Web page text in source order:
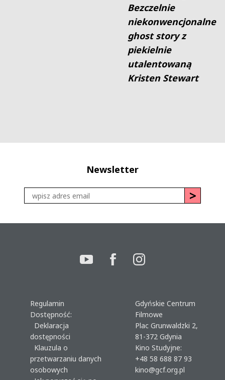
Bezczelnie
niekonwencjonalne
ghost story z
piekielnie
utalentowaną
Kristen Stewart
Newsletter
Regulamin
Dostępność:
Deklaracja
dostępności
Klauzula o
przetwarzaniu danych
osobowych
Gdyńskie Centrum
Filmowe
Plac Grunwaldzki 2,
81-372 Gdynia
Kino Studyjne:
+48 58 688 87 93
kino@gcf.org.pl